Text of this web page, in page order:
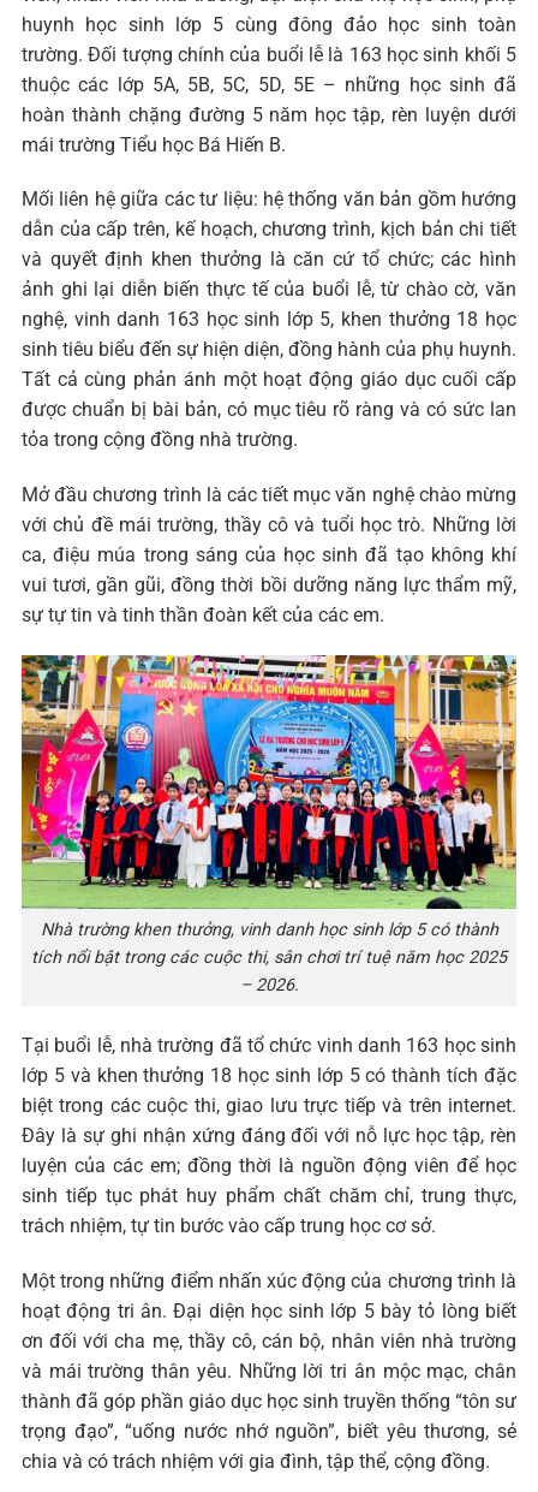
huynh học sinh lớp 5 cùng đông đảo học sinh toàn
trường. Đối tượng chính của buổi lễ là 163 học sinh khối 5
thuộc các lớp 5A, 5B, 5C, 5D, 5E – những học sinh đã
hoàn thành chặng đường 5 năm học tập, rèn luyện dưới
mái trường Tiểu học Bá Hiến B.
Mối liên hệ giữa các tư liệu: hệ thống văn bản gồm hướng
dẫn của cấp trên, kế hoạch, chương trình, kịch bản chi tiết
và quyết định khen thưởng là căn cứ tổ chức; các hình
ảnh ghi lại diễn biến thực tế của buổi lễ, từ chào cờ, văn
nghệ, vinh danh 163 học sinh lớp 5, khen thưởng 18 học
sinh tiêu biểu đến sự hiện diện, đồng hành của phụ huynh.
Tất cả cùng phản ánh một hoạt động giáo dục cuối cấp
được chuẩn bị bài bản, có mục tiêu rõ ràng và có sức lan
tỏa trong cộng đồng nhà trường.
Mở đầu chương trình là các tiết mục văn nghệ chào mừng
với chủ đề mái trường, thầy cô và tuổi học trò. Những lời
ca, điệu múa trong sáng của học sinh đã tạo không khí
vui tươi, gần gũi, đồng thời bồi dưỡng năng lực thẩm mỹ,
sự tự tin và tinh thần đoàn kết của các em.
Nhà trường khen thưởng, vinh danh học sinh lớp 5 có thành
tích nổi bật trong các cuộc thi, sân chơi trí tuệ năm học 2025
– 2026.
Tại buổi lễ, nhà trường đã tổ chức vinh danh 163 học sinh
lớp 5 và khen thưởng 18 học sinh lớp 5 có thành tích đặc
biệt trong các cuộc thi, giao lưu trực tiếp và trên internet.
Đây là sự ghi nhận xứng đáng đối với nỗ lực học tập, rèn
luyện của các em; đồng thời là nguồn động viên để học
sinh tiếp tục phát huy phẩm chất chăm chỉ, trung thực,
trách nhiệm, tự tin bước vào cấp trung học cơ sở.
Một trong những điểm nhấn xúc động của chương trình là
hoạt động tri ân. Đại diện học sinh lớp 5 bày tỏ lòng biết
ơn đối với cha mẹ, thầy cô, cán bộ, nhân viên nhà trường
và mái trường thân yêu. Những lời tri ân mộc mạc, chân
thành đã góp phần giáo dục học sinh truyền thống “tôn sư
trọng đạo”, “uống nước nhớ nguồn”, biết yêu thương, sẻ
chia và có trách nhiệm với gia đình, tập thể, cộng đồng.